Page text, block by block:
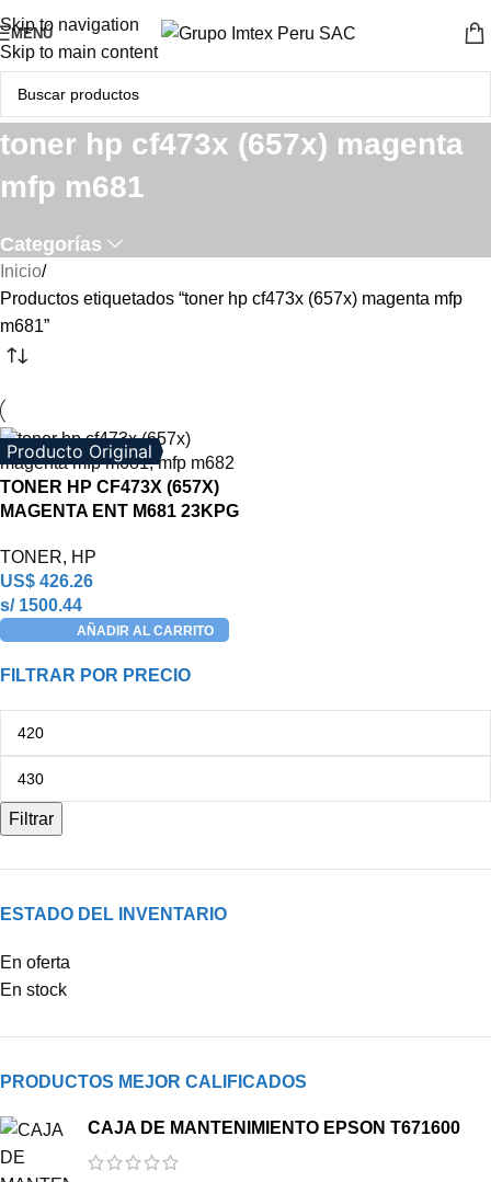
Skip to navigation
Skip to main content
MENÚ
toner hp cf473x (657x) magenta
mfp m681
Categorías
FILTRAR POR PRECIO
Filtrar
ESTADO DEL INVENTARIO
En oferta
En stock
PRODUCTOS MEJOR CALIFICADOS
CAJA DE MANTENIMIENTO EPSON T671600
Inicio
Productos etiquetados “toner hp cf473x (657x) magenta mfp
m681”
Producto Original
TONER HP CF473X (657X)
MAGENTA ENT M681 23KPG
TONER, HP
US$ 426.26
s/ 1500.44
AÑADIR AL CARRITO